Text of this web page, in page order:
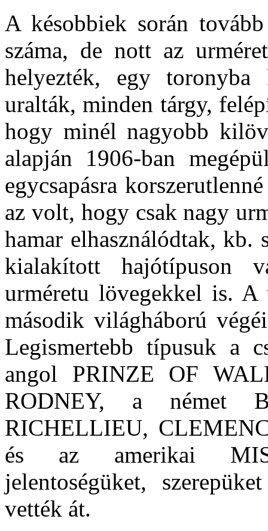
A késobbiek során
száma, de nott az
helyezték, egy
uralták, minden tárgy,
hogy minél nagyobb
alapján 1906-ban
egycsapásra
az volt, hogy csak nagy
hamar elhasználódtak, kb.
kialakított hajótípuson
urméretu lövegekkel is. A
második világháború
Legismertebb típusuk a
angol PRINZE OF
RODNEY, a német
RICHELLIEU,
és az amerikai
jelentoségüket,
vették át.